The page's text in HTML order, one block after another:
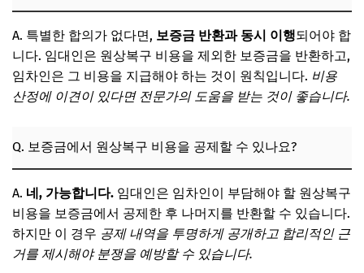
A. 특별한 합의가 없다면, 보증금 반환과 동시 이행되어야 합
니다. 임대인은 원상복구 비용을 제외한 보증금을 반환하고,
임차인은 그 비용을 지급해야 하는 것이 원칙입니다. 비용
산정에 이견이 있다면 전문가의 도움을 받는 것이 좋습니다.
Q. 보증금에서 원상복구 비용을 공제할 수 있나요?
A. 네, 가능합니다. 임대인은 임차인이 부담해야 할 원상복구
비용을 보증금에서 공제한 후 나머지를 반환할 수 있습니다.
하지만 이 경우 공제 내역을 투명하게 공개하고 합리적인 근
거를 제시해야 분쟁을 예방할 수 있습니다.